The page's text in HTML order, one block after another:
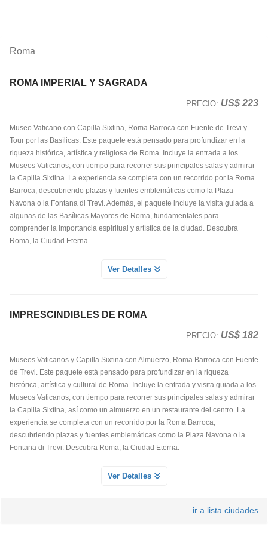
Roma
ROMA IMPERIAL Y SAGRADA
PRECIO: US$ 223
Museo Vaticano con Capilla Sixtina, Roma Barroca con Fuente de Trevi y
Tour por las Basílicas. Este paquete está pensado para profundizar en la
riqueza histórica, artística y religiosa de Roma. Incluye la entrada a los
Museos Vaticanos, con tiempo para recorrer sus principales salas y admirar
la Capilla Sixtina. La experiencia se completa con un recorrido por la Roma
Barroca, descubriendo plazas y fuentes emblemáticas como la Plaza
Navona o la Fontana di Trevi. Además, el paquete incluye la visita guiada a
algunas de las Basílicas Mayores de Roma, fundamentales para
comprender la importancia espiritual y artística de la ciudad. Descubra
Roma, la Ciudad Eterna.
MUSEOS VATICANOS Y CAPILLA SIXTINA
estancias en las que tendremos la oportunidad de apreciar algunas de las
más importantes obras de arte de la antigüedad clásica y renacentista.
brillante restauración.
Nota: Debido a la alta demanda y la limitada disponibilidad, aconsejamos
que adquiera esta actividad con antelación.
ROMA BARROCA UN PASEO POR LAS MAS BELLAS PLAZAS
disfrutar de la gran Roma de Bernini y Borromini, la gran Roma barroca con
sus bellas fuentes, plazas y obeliscos. Aquella Roma que crearon los Papas.
Ver Detalles
IMPRESCINDIBLES DE ROMA
PRECIO: US$ 182
Museos Vaticanos y Capilla Sixtina con Almuerzo, Roma Barroca con Fuente
de Trevi. Este paquete está pensado para profundizar en la riqueza
histórica, artística y cultural de Roma. Incluye la entrada y visita guiada a los
Museos Vaticanos, con tiempo para recorrer sus principales salas y admirar
la Capilla Sixtina, así como un almuerzo en un restaurante del centro. La
experiencia se completa con un recorrido por la Roma Barroca,
descubriendo plazas y fuentes emblemáticas como la Plaza Navona o la
Fontana di Trevi. Descubra Roma, la Ciudad Eterna.
ALMUERZO EN RESTAURANTE CENTRICO DE ROMA
Ver Detalles
ir a lista ciudades